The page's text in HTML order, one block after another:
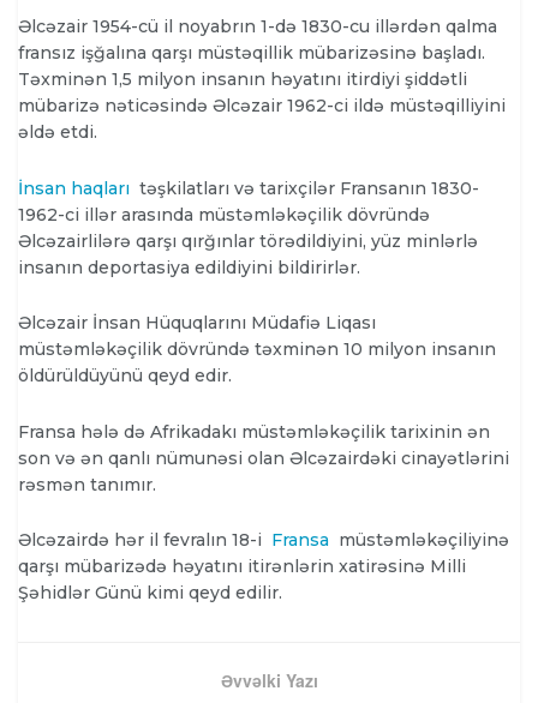
Əlcəzair 1954-cü il noyabrın 1-də 1830-cu illərdən qalma
fransız işğalına qarşı müstəqillik mübarizəsinə başladı.
Təxminən 1,5 milyon insanın həyatını itirdiyi şiddətli
mübarizə nəticəsində Əlcəzair 1962-ci ildə müstəqilliyini
əldə etdi.
İnsan haqları təşkilatları və tarixçilər Fransanın 1830-
1962-ci illər arasında müstəmləkəçilik dövründə
Əlcəzairlilərə qarşı qırğınlar törədildiyini, yüz minlərlə
insanın deportasiya edildiyini bildirirlər.
Əlcəzair İnsan Hüquqlarını Müdafiə Liqası
müstəmləkəçilik dövründə təxminən 10 milyon insanın
öldürüldüyünü qeyd edir.
Fransa hələ də Afrikadakı müstəmləkəçilik tarixinin ən
son və ən qanlı nümunəsi olan Əlcəzairdəki cinayətlərini
rəsmən tanımır.
Əlcəzairdə hər il fevralın 18-i Fransa müstəmləkəçiliyinə
qarşı mübarizədə həyatını itirənlərin xatirəsinə Milli
Şəhidlər Günü kimi qeyd edilir.
Əvvəlki Yazı